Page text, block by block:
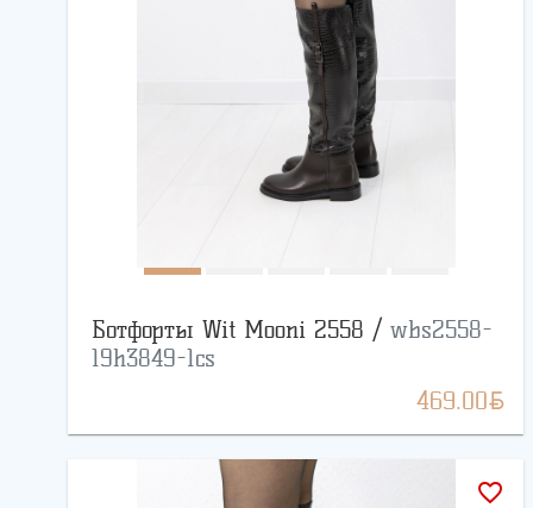
Ботфорты Wit Mooni 2558 / wbs2558-
19h3849-1cs
469.00BYN
favorite_border